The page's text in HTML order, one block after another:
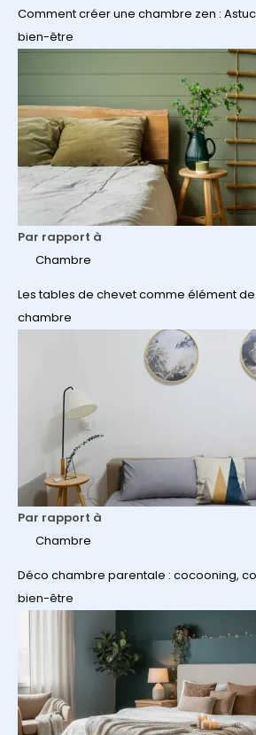
Comment créer une chambre zen :
bien-être
Par rapport à
Chambre
Les tables de chevet comme élément
chambre
Par rapport à
Chambre
Déco chambre parentale : cocooning,
bien-être